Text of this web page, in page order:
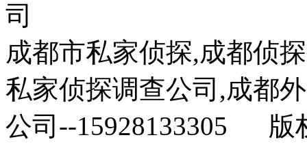
司
成都市私家侦探,成都侦
私家侦探调查公司,成都
公司--15928133305 版